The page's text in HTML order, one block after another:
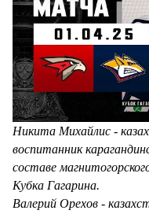
Никита Михайлис -
воспитанник
составе
Кубка Гагарина.
Валерий Орехов -